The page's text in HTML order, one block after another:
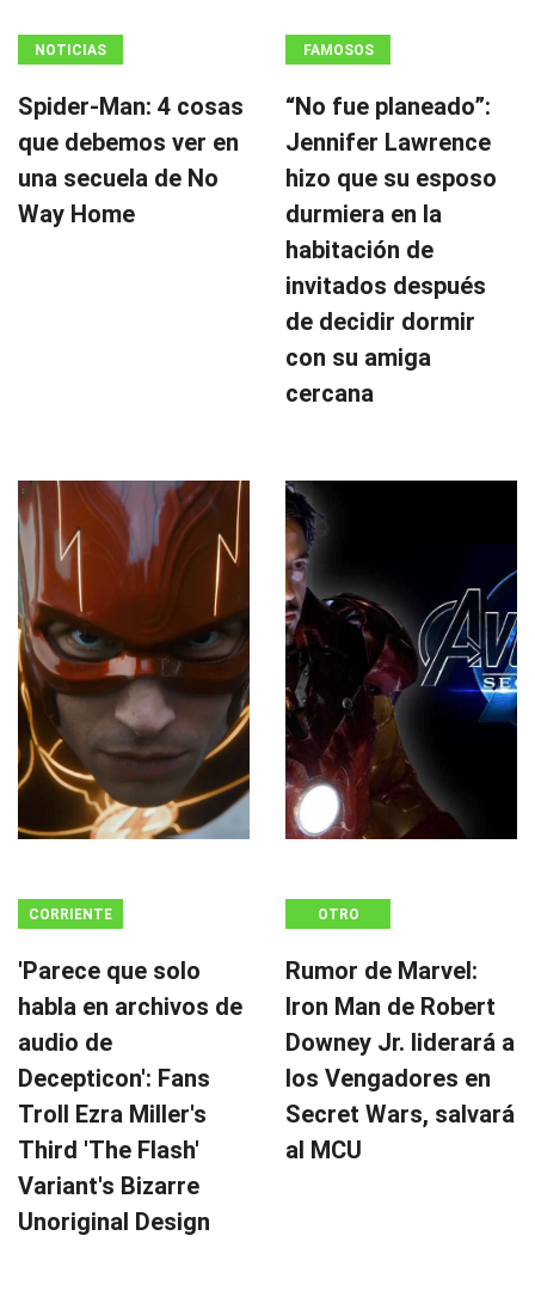
NOTICIAS
Spider-Man: 4 cosas
que debemos ver en
una secuela de No
Way Home
FAMOSOS
“No fue planeado”: ​​
Jennifer Lawrence
hizo que su esposo
durmiera en la
habitación de
invitados después
de decidir dormir
con su amiga
cercana
CORRIENTE
'Parece que solo
habla en archivos de
audio de
Decepticon': Fans
Troll Ezra Miller's
Third 'The Flash'
Variant's Bizarre
Unoriginal Design
OTRO
Rumor de Marvel:
Iron Man de Robert
Downey Jr. liderará a
los Vengadores en
Secret Wars, salvará
al MCU